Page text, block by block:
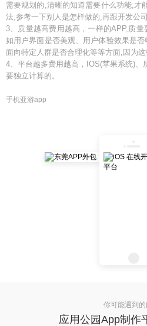
需要规划的,清晰的知道需要什么功能,才
法,参考一下别人是怎样做的,再跟开发公
3、质量越高费用越高，一样的APP,质
如用户界面是否美观、用户体验效果是
面向特定人群是否合理化等等方面,因为
4、平台越多费用越高，IOS(苹果系统)、
要独立计算的。
手机亚游app
你可能遇到的
应用公园App制作